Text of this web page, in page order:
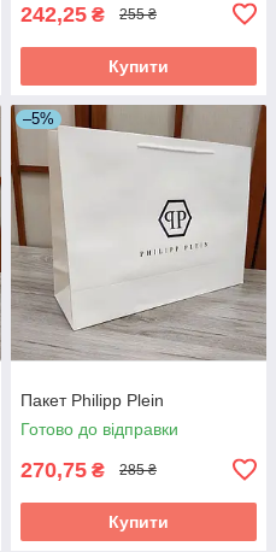
242,25 ₴ 255 ₴
Купити
–5%
Пакет Philipp Plein
Готово до відправки
270,75 ₴ 285 ₴
Купити